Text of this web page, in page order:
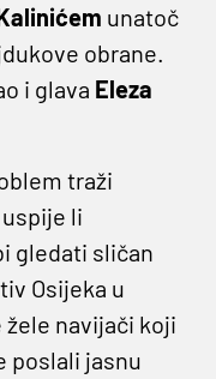
unatoč
obrane.
i glava Eleza
traži
li
gledati sličan
Osijeka u
žele navijači koji
poslali jasnu